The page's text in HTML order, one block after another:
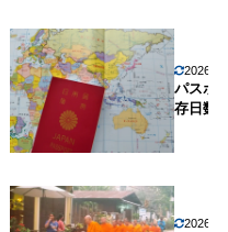
2026年
パスポ
存日数
2026年